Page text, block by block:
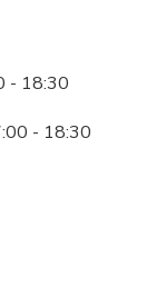
- 18:30
- 18:30